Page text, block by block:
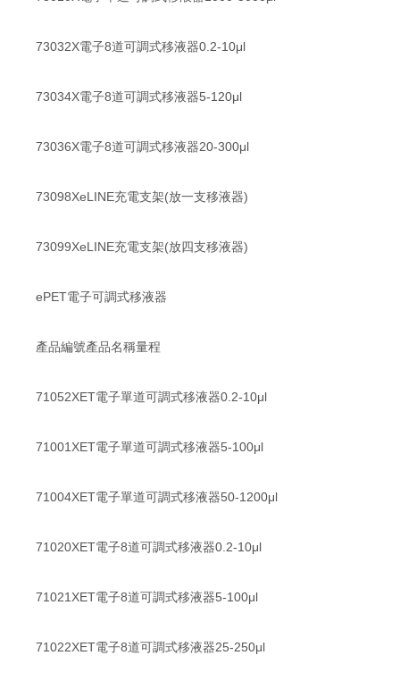
73032X電子8道可調式移液器0.2-10μl
73034X電子8道可調式移液器5-120μl
73036X電子8道可調式移液器20-300μl
73098XeLINE充電支架(放一支移液器)
73099XeLINE充電支架(放四支移液器)
ePET電子可調式移液器
產品編號產品名稱量程
71052XET電子單道可調式移液器0.2-10μl
71001XET電子單道可調式移液器5-100μl
71004XET電子單道可調式移液器50-1200μl
71020XET電子8道可調式移液器0.2-10μl
71021XET電子8道可調式移液器5-100μl
71022XET電子8道可調式移液器25-250μl